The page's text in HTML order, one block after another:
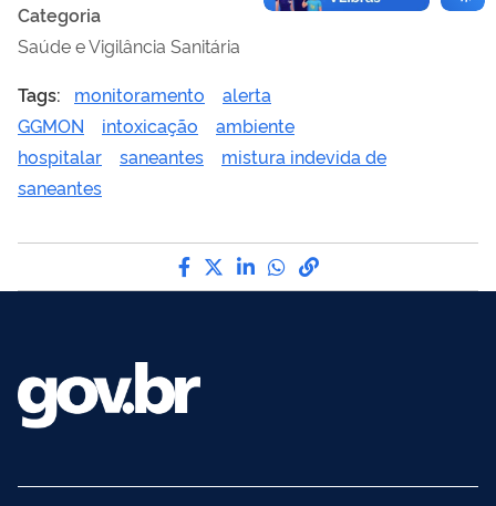
Categoria
Saúde e Vigilância Sanitária
Tags:
monitoramento
alerta
GGMON
intoxicação
ambiente
hospitalar
saneantes
mistura indevida de
saneantes
Compartilhe por Facebook
Compartilhe por Twitter
Compartilhe por
Compartilhe por
link para Copiar